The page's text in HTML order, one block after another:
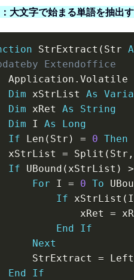
大文字で始まる単語を抽出す
StrExtract ( Str
Extendoffice
Application
. Volatile
Dim xStrList As
Dim xRet As
String
Dim I As
Long
If Len ( Str ) = 0 Then
xStrList
= Split ( Str ,
If UBound ( xStrList ) >
For I = 0 To
If xStrList ( I
xRet
=
End
If
Next
StrExtract
= Left
End
If